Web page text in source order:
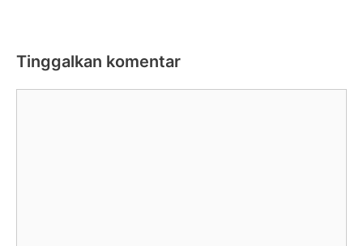
Tinggalkan komentar